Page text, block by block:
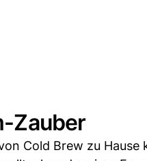
Zauber
Cold Brew zu